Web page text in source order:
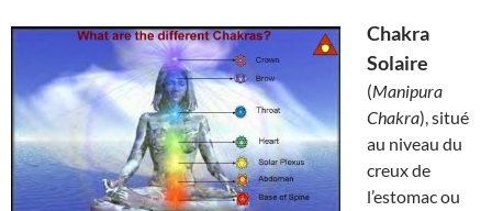
Chakra
Solaire
(Manipura
Chakra), situé
au niveau du
creux de
l’estomac ou